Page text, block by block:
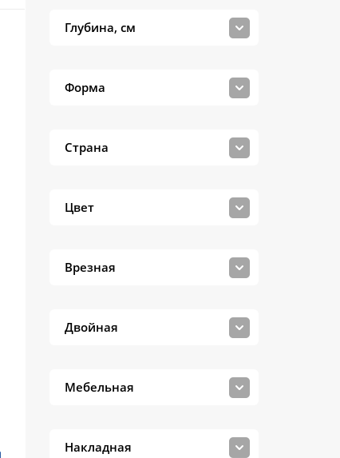
Comforty
GID-ceramic
Grohe
IDDIS
Jacob Delafon
Kirovit
Глубина, см
Форма
Страна
Цвет
Врезная
Двойная
Мебельная
Накладная